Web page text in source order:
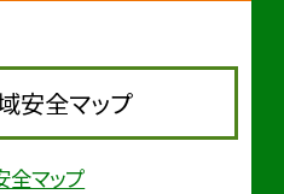
安全マップ
全マップ